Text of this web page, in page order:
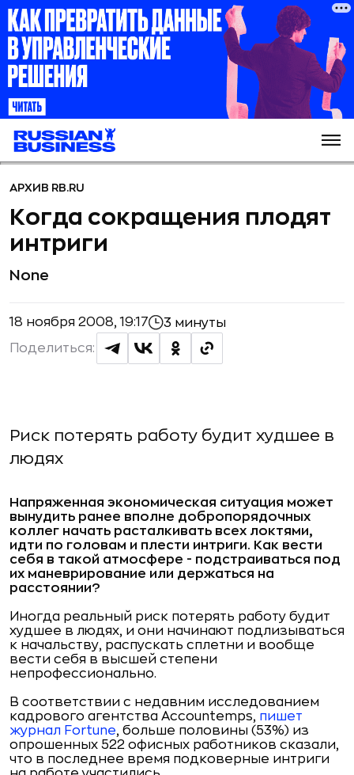
АРХИВ RB.RU
Когда сокращения плодят
интриги
None
18 ноября 2008, 19:17 3 минуты
Поделиться:
Риск потерять работу будит худшее в
людях
Напряженная экономическая ситуация может
вынудить ранее вполне добропорядочных
коллег начать расталкивать всех локтями,
идти по головам и плести интриги. Как вести
себя в такой атмосфере - подстраиваться под
их маневрирование или держаться на
расстоянии?
Иногда реальный риск потерять работу будит
худшее в людях, и они начинают подлизываться
к начальству, распускать сплетни и вообще
вести себя в высшей степени
непрофессионально.
В соответствии с недавним исследованием
кадрового агентства Accountemps, пишет
журнал Fortune, больше половины (53%) из
опрошенных 522 офисных работников сказали,
что в последнее время подковерные интриги